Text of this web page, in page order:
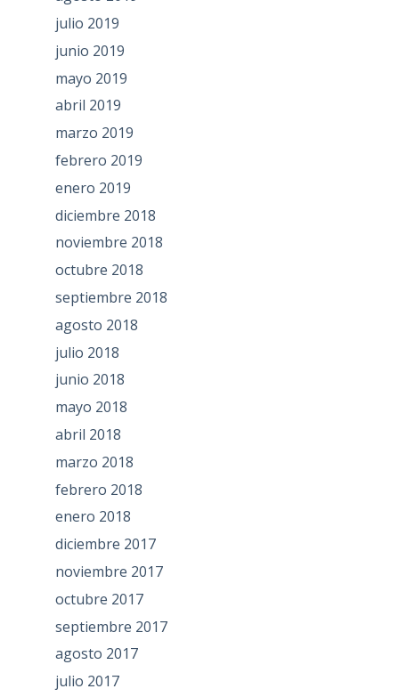
julio 2019
junio 2019
mayo 2019
abril 2019
marzo 2019
febrero 2019
enero 2019
diciembre 2018
noviembre 2018
octubre 2018
septiembre 2018
agosto 2018
julio 2018
junio 2018
mayo 2018
abril 2018
marzo 2018
febrero 2018
enero 2018
diciembre 2017
noviembre 2017
octubre 2017
septiembre 2017
agosto 2017
julio 2017